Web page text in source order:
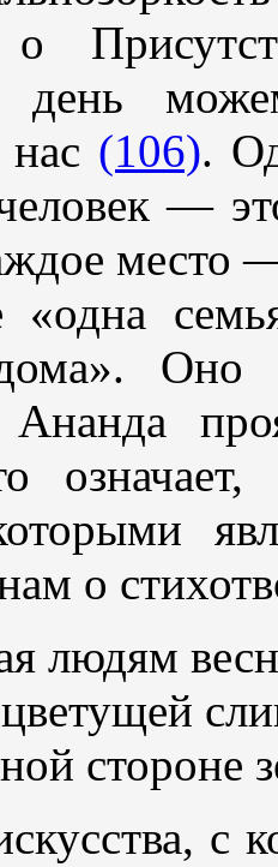
день
(106).
—
место
Оно
о
людям
стороне
с